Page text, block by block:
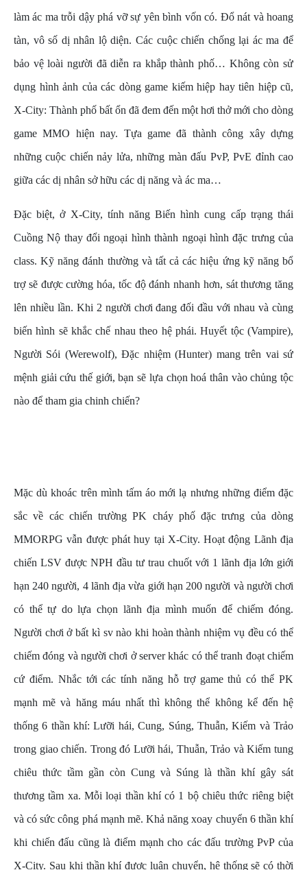
làm ác ma trỗi dậy phá vỡ sự yên bình vốn có. Đổ nát và hoang
tàn, vô số dị nhân lộ diện. Các cuộc chiến chống lại ác ma để
bảo vệ loài người đã diễn ra khắp thành phố… Không còn sử
dụng hình ảnh của các dòng game kiếm hiệp hay tiên hiệp cũ,
X-City: Thành phố bất ổn đã đem đến một hơi thở mới cho dòng
game MMO hiện nay. Tựa game đã thành công xây dựng
những cuộc chiến nảy lửa, những màn đấu PvP, PvE đỉnh cao
giữa các dị nhân sở hữu các dị năng và ác ma…
Đặc biệt, ở X-City, tính năng Biến hình cung cấp trạng thái
Cuồng Nộ thay đổi ngoại hình thành ngoại hình đặc trưng của
class. Kỹ năng đánh thường và tất cả các hiệu ứng kỹ năng bổ
trợ sẽ được cường hóa, tốc độ đánh nhanh hơn, sát thương tăng
lên nhiều lần. Khi 2 người chơi đang đối đầu với nhau và cùng
biến hình sẽ khắc chế nhau theo hệ phái. Huyết tộc (Vampire),
Người Sói (Werewolf), Đặc nhiệm (Hunter) mang trên vai sứ
mệnh giải cứu thế giới, bạn sẽ lựa chọn hoá thân vào chủng tộc
nào để tham gia chinh chiến?
Mặc dù khoác trên mình tấm áo mới lạ nhưng những điểm đặc
sắc về các chiến trường PK cháy phố đặc trưng của dòng
MMORPG vẫn được phát huy tại X-City. Hoạt động Lãnh địa
chiến LSV được NPH đầu tư trau chuốt với 1 lãnh địa lớn giới
hạn 240 người, 4 lãnh địa vừa giới hạn 200 người và người chơi
có thể tự do lựa chọn lãnh địa mình muốn để chiếm đóng.
Người chơi ở bất kì sv nào khi hoàn thành nhiệm vụ đều có thể
chiếm đóng và người chơi ở server khác có thể tranh đoạt chiếm
cứ điểm. Nhắc tới các tính năng hỗ trợ game thủ có thể PK
mạnh mẽ và hăng máu nhất thì không thể không kể đến hệ
thống 6 thần khí: Lưỡi hái, Cung, Súng, Thuẫn, Kiếm và Trảo
trong giao chiến. Trong đó Lưỡi hái, Thuẫn, Trảo và Kiếm tung
chiêu thức tầm gần còn Cung và Súng là thần khí gây sát
thương tầm xa. Mỗi loại thần khí có 1 bộ chiêu thức riêng biệt
và có sức công phá mạnh mẽ. Khả năng xoay chuyển 6 thần khí
khi chiến đấu cũng là điểm mạnh cho các đấu trường PvP của
X-City. ​​​​Sau khi thần khí được luân chuyển, hệ thống sẽ có thời